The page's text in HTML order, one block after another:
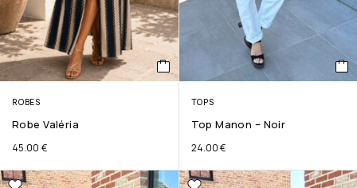
ROBES
Robe Valéria
45.00 €
TOPS
Top Manon – Noir
24.00€